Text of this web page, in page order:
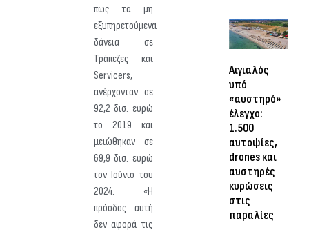
πως τα μη
εξυπηρετούμενα
δάνεια σε
Τράπεζες και
Servicers,
ανέρχονταν σε
92,2 δισ. ευρώ
το 2019 και
μειώθηκαν σε
69,9 δισ. ευρώ
τον Ιούνιο του
2024. «Η
πρόοδος αυτή
δεν αφορά τις
Αιγιαλός
υπό
«αυστηρό»
έλεγχο:
1.500
αυτοψίες,
drones και
αυστηρές
κυρώσεις
στις
παραλίες